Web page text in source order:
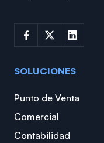
SOLUCIONES
Punto de Venta
Comercial
Contabilidad